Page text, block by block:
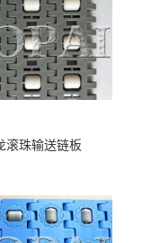
滚珠输送链板